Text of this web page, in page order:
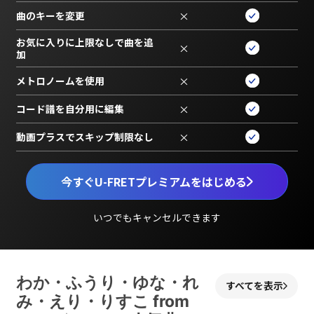
今すぐU-FRETプレミアムをはじめる
いつでもキャンセルできます
曲のキーを変更 ×
お気に入りに上限なしで曲を追
加
×
メトロノームを使用 ×
コード譜を自分用に編集 ×
動画プラスでスキップ制限なし ×
わか・ふうり・ゆな・れ
み・えり・りすこ from
すべてを表示